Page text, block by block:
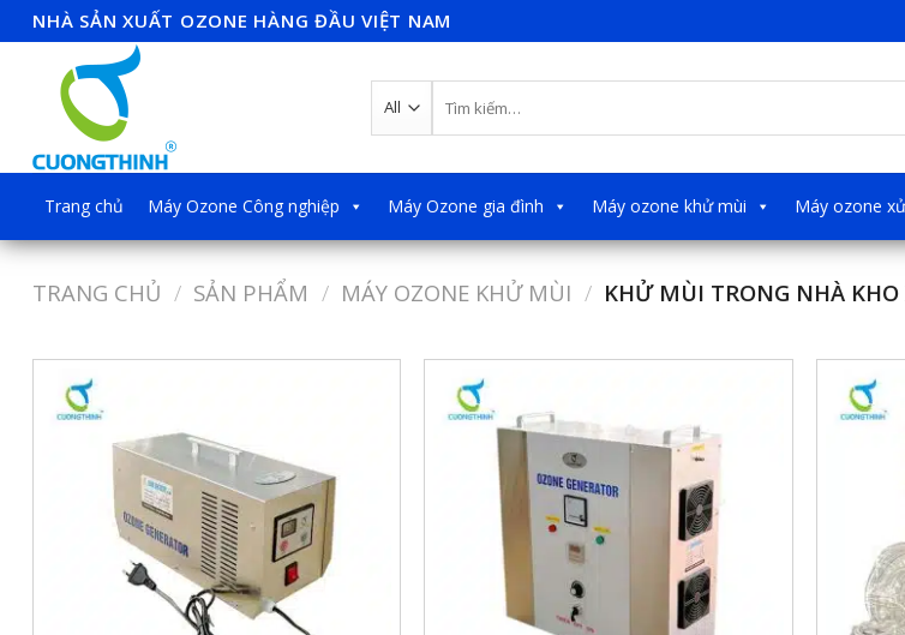
Skip
to
content
NHÀ SẢN XUẤT OZONE HÀNG ĐẦU VIỆT NAM
kiếm:
Trang chủ Máy Ozone Công nghiệp Máy Ozone gia đình Máy ozone khử mùi Máy ozone
TRANG CHỦ / SẢN PHẨM / MÁY OZONE KHỬ MÙI / KHỬ MÙI TRONG NHÀ KHO